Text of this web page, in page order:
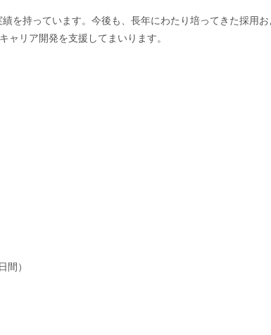
を持っています。今後も、長年にわたり培ってきた採用
ャリア開発を支援してまいります。
間）